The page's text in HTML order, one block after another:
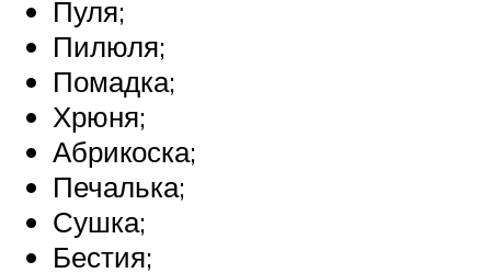
Пуля;
Пилюля;
Помадка;
Хрюня;
Абрикоска;
Печалька;
Сушка;
Бестия;